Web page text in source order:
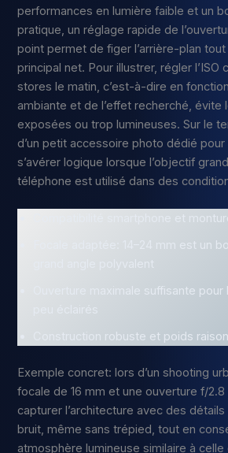
performances en lumière faible et un
pratique, un réglage rapide de
point permet de figer l’arrière-plan
principal net. Pour illustrer, régler l’ISO
stores le matin, c’est-à-dire en
ambiante et de l’effet recherché, évite
exposées ou trop lumineuses. Sur le
d’un petit accessoire photo dédié
s’avérer logique lorsque l’objectif
téléphone est utilisé dans des
Compatibilité smartphone et
Focale adaptée: 14–24 mm est un
Ouverture maximale suffisante
Construction robuste et poids
Exemple concret: lors d’un shooting
focale de 16 mm et une ouverture f/
capturer l’architecture avec des
bruit, même sans trépied, tout en
atmosphère lumineuse similaire à